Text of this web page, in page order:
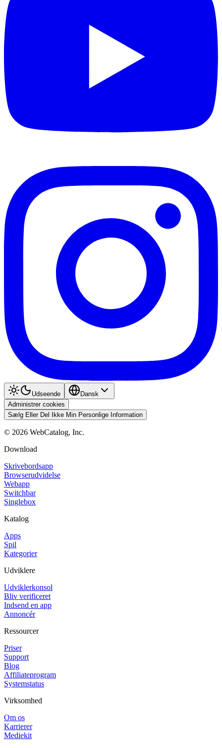
Udseende
Dansk
Administrer cookies
Sælg Eller Del Ikke Min Personlige Information
© 2026 WebCatalog, Inc.
Download
Skrivebordsapp
Browserudvidelse
Webapp
Switchbar
Singlebox
Katalog
Apps
Spil
Kategorier
Udviklere
Udviklerkonsol
Bliv verificeret
Indsend en app
Annoncér
Ressourcer
Priser
Support
Blog
Affiliateprogram
Systemstatus
Virksomhed
Om os
Karrierer
Mediekit